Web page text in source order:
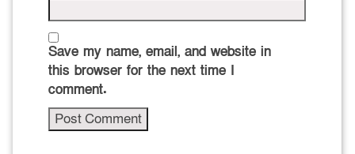
Save my name, email, and website in
this browser for the next time I
comment.